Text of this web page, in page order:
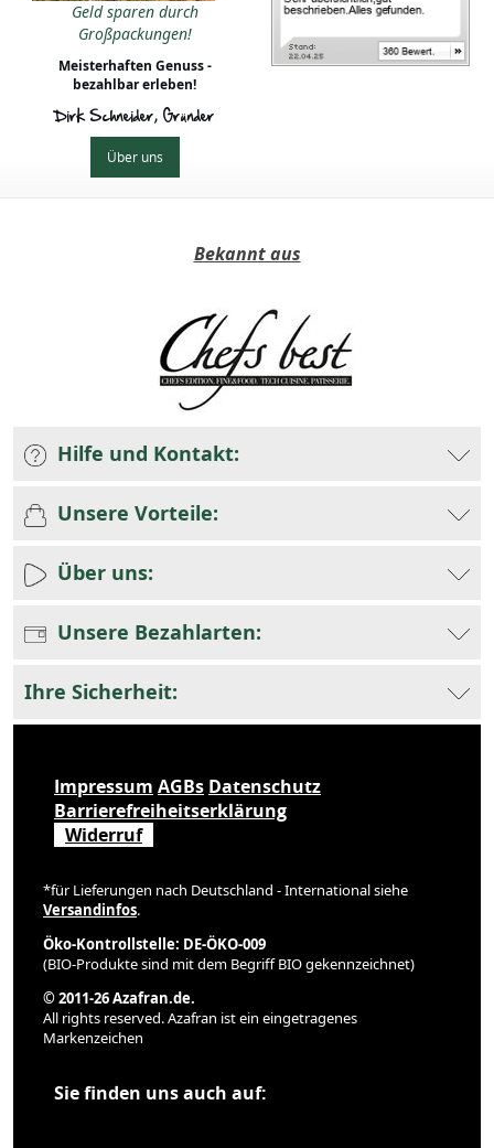
Geld sparen durch
Großpackungen!
Meisterhaften Genuss -
bezahlbar erleben!
Dirk Schneider, Gründer
Über uns
Bekannt aus
Hilfe und Kontakt:
Unsere Vorteile:
Über uns:
Unsere Bezahlarten:
Ihre Sicherheit:
Impressum AGBs Datenschutz
Barrierefreiheitserklärung
Widerruf
*für Lieferungen nach Deutschland - International siehe
Versandinfos.
Öko-Kontrollstelle: DE-ÖKO-009
(BIO-Produkte sind mit dem Begriff BIO gekennzeichnet)
© 2011-26 Azafran.de.
All rights reserved. Azafran ist ein eingetragenes
Markenzeichen
Sie finden uns auch auf: